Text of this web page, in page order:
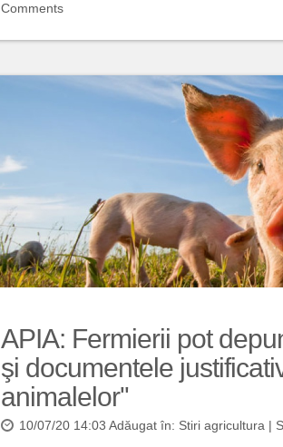
Comments
APIA: Fermierii pot
şi documentele
animalelor''
10/07/20 14:03 Adăugat în: Stiri agricultura |